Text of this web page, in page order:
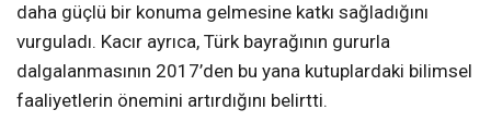
daha güçlü bir konuma gelmesine katkı sağladığını
vurguladı. Kacır ayrıca, Türk bayrağının gururla
dalgalanmasının 2017’den bu yana kutuplardaki bilimsel
faaliyetlerin önemini artırdığını belirtti.